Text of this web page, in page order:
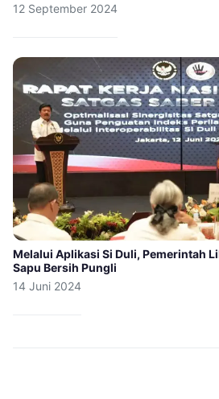
12 September 2024
Melalui Aplikasi Si Duli, Pemerintah
Sapu Bersih Pungli
14 Juni 2024